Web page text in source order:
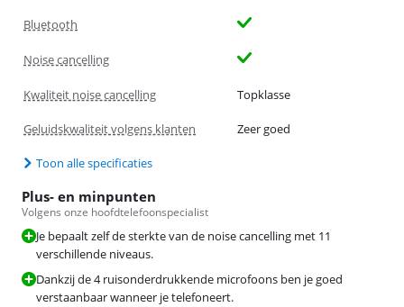
Bluetooth
Noise cancelling
Kwaliteit noise cancelling Topklasse
Geluidskwaliteit volgens klanten Zeer goed
Toon alle specificaties
Plus- en minpunten
Volgens onze hoofdtelefoonspecialist
Je bepaalt zelf de sterkte van de noise cancelling met 11
verschillende niveaus.
Dankzij de 4 ruisonderdrukkende microfoons ben je goed
verstaanbaar wanneer je telefoneert.